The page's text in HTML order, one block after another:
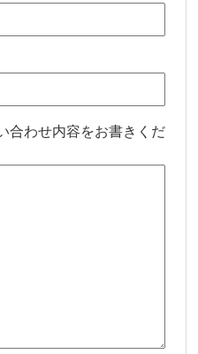
合わせ内容をお書きくだ